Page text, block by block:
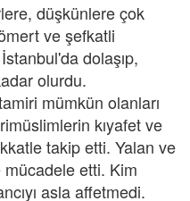
düşkünlere çok
ve şefkatli
dolaşıp,
olurdu.
mümkün olanları
kıyafet ve
takip etti. Yalan ve
mücadele etti. Kim
asla affetmedi.